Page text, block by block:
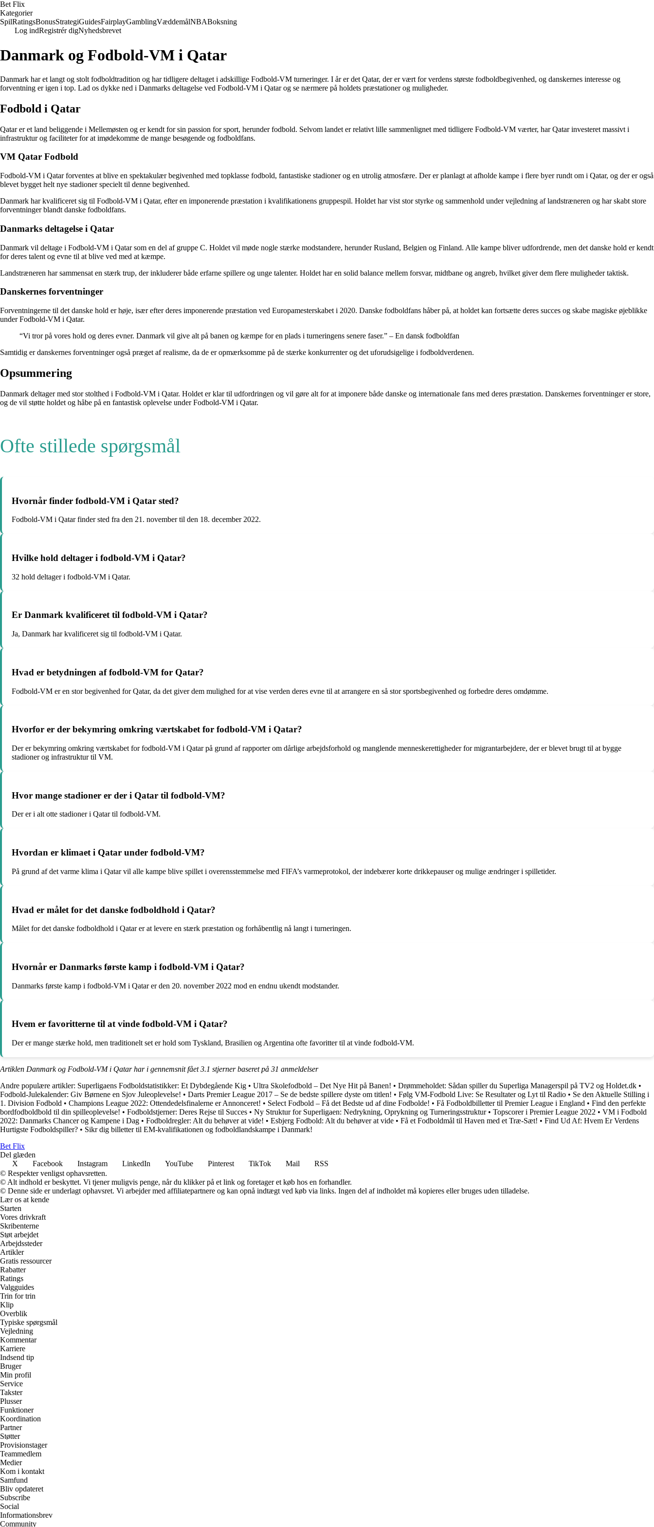
Bet Flix
Kategorier
SpilRatingsBonusStrategiGuidesFairplayGamblingVæddemålNBABoksning
Log indRegistrér digNyhedsbrevet
Danmark og Fodbold-VM i Qatar
Danmark har et langt og stolt fodboldtradition og har tidligere deltaget i adskillige Fodbold-VM turneringer. I år er det Qatar, der er vært for verdens største fodboldbegivenhed, og danskernes interesse og
forventning er igen i top. Lad os dykke ned i Danmarks deltagelse ved Fodbold-VM i Qatar og se nærmere på holdets præstationer og muligheder.
Fodbold i Qatar
Qatar er et land beliggende i Mellemøsten og er kendt for sin passion for sport, herunder fodbold. Selvom landet er relativt lille sammenlignet med tidligere Fodbold-VM værter, har Qatar investeret massivt i
infrastruktur og faciliteter for at imødekomme de mange besøgende og fodboldfans.
VM Qatar Fodbold
Fodbold-VM i Qatar forventes at blive en spektakulær begivenhed med topklasse fodbold, fantastiske stadioner og en utrolig atmosfære. Der er planlagt at afholde kampe i flere byer rundt om i Qatar, og der er også
blevet bygget helt nye stadioner specielt til denne begivenhed.
Danmark har kvalificeret sig til Fodbold-VM i Qatar, efter en imponerende præstation i kvalifikationens gruppespil. Holdet har vist stor styrke og sammenhold under vejledning af landstræneren og har skabt store
forventninger blandt danske fodboldfans.
Danmarks deltagelse i Qatar
Danmark vil deltage i Fodbold-VM i Qatar som en del af gruppe C. Holdet vil møde nogle stærke modstandere, herunder Rusland, Belgien og Finland. Alle kampe bliver udfordrende, men det danske hold er kendt
for deres talent og evne til at blive ved med at kæmpe.
Landstræneren har sammensat en stærk trup, der inkluderer både erfarne spillere og unge talenter. Holdet har en solid balance mellem forsvar, midtbane og angreb, hvilket giver dem flere muligheder taktisk.
Danskernes forventninger
Forventningerne til det danske hold er høje, især efter deres imponerende præstation ved Europamesterskabet i 2020. Danske fodboldfans håber på, at holdet kan fortsætte deres succes og skabe magiske øjeblikke
under Fodbold-VM i Qatar.
“Vi tror på vores hold og deres evner. Danmark vil give alt på banen og kæmpe for en plads i turneringens senere faser.” – En dansk fodboldfan
Samtidig er danskernes forventninger også præget af realisme, da de er opmærksomme på de stærke konkurrenter og det uforudsigelige i fodboldverdenen.
Opsummering
Danmark deltager med stor stolthed i Fodbold-VM i Qatar. Holdet er klar til udfordringen og vil gøre alt for at imponere både danske og internationale fans med deres præstation. Danskernes forventninger er store,
og de vil støtte holdet og håbe på en fantastisk oplevelse under Fodbold-VM i Qatar.
Ofte stillede spørgsmål
Hvornår finder fodbold-VM i Qatar sted?
Fodbold-VM i Qatar finder sted fra den 21. november til den 18. december 2022.
Hvilke hold deltager i fodbold-VM i Qatar?
32 hold deltager i fodbold-VM i Qatar.
Er Danmark kvalificeret til fodbold-VM i Qatar?
Ja, Danmark har kvalificeret sig til fodbold-VM i Qatar.
Hvad er betydningen af fodbold-VM for Qatar?
Fodbold-VM er en stor begivenhed for Qatar, da det giver dem mulighed for at vise verden deres evne til at arrangere en så stor sportsbegivenhed og forbedre deres omdømme.
Hvorfor er der bekymring omkring værtskabet for fodbold-VM i Qatar?
Der er bekymring omkring værtskabet for fodbold-VM i Qatar på grund af rapporter om dårlige arbejdsforhold og manglende menneskerettigheder for migrantarbejdere, der er blevet brugt til at bygge
stadioner og infrastruktur til VM.
Hvor mange stadioner er der i Qatar til fodbold-VM?
Der er i alt otte stadioner i Qatar til fodbold-VM.
Hvordan er klimaet i Qatar under fodbold-VM?
På grund af det varme klima i Qatar vil alle kampe blive spillet i overensstemmelse med FIFA’s varmeprotokol, der indebærer korte drikkepauser og mulige ændringer i spilletider.
Hvad er målet for det danske fodboldhold i Qatar?
Målet for det danske fodboldhold i Qatar er at levere en stærk præstation og forhåbentlig nå langt i turneringen.
Hvornår er Danmarks første kamp i fodbold-VM i Qatar?
Danmarks første kamp i fodbold-VM i Qatar er den 20. november 2022 mod en endnu ukendt modstander.
Hvem er favoritterne til at vinde fodbold-VM i Qatar?
Der er mange stærke hold, men traditionelt set er hold som Tyskland, Brasilien og Argentina ofte favoritter til at vinde fodbold-VM.
Artiklen Danmark og Fodbold-VM i Qatar har i gennemsnit fået3.1 stjerner baseret på 31 anmeldelser
Andre populære artikler: Superligaens Fodboldstatistikker: Et Dybdegående Kig • Ultra Skolefodbold – Det Nye Hit på Banen! • Drømmeholdet: Sådan spiller du Superliga Managerspil på TV2 og Holdet.dk •
Fodbold-Julekalender: Giv Børnene en Sjov Juleoplevelse! • Darts Premier League 2017 – Se de bedste spillere dyste om titlen! • Følg VM-Fodbold Live: Se Resultater og Lyt til Radio • Se den Aktuelle Stilling i
1. Division Fodbold • Champions League 2022: Ottendedelsfinalerne er Annonceret! • Select Fodbold – Få det Bedste ud af dine Fodbolde! • Få Fodboldbilletter til Premier League i England • Find den perfekte
bordfodboldbold til din spilleoplevelse! • Fodboldstjerner: Deres Rejse til Succes • Ny Struktur for Superligaen: Nedrykning, Oprykning og Turneringsstruktur• Topscorer i Premier League 2022 • VM i Fodbold
2022: Danmarks Chancer og Kampene i Dag • Fodboldregler: Alt du behøver at vide! • Esbjerg Fodbold: Alt du behøver at vide • Få et Fodboldmål til Haven med et Træ-Sæt! • Find Ud Af: Hvem Er Verdens
Hurtigste Fodboldspiller? • Sikr dig billetter til EM-kvalifikationen og fodboldlandskampe i Danmark!
Bet Flix
Del glæden
X
Facebook Instagram LinkedIn YouTube Pinterest TikTok Mail
RSS
© Respekter venligst ophavsretten.
© Alt indhold er beskyttet. Vi tjener muligvis penge, når du klikker på et link og foretager et køb hos en forhandler.
© Denne side er underlagt ophavsret. Vi arbejder med affiliatepartnere og kan opnå indtægt ved køb via links. Ingen del af indholdet må kopieres eller bruges uden tilladelse.
Lær os at kende
Starten
Vores drivkraft
Skribenterne
Støt arbejdet
Arbejdssteder
Artikler
Gratis ressourcer
Rabatter
Ratings
Valgguides
Trin for trin
Klip
Overblik
Typiske spørgsmål
Vejledning
Kommentar
Karriere
Indsend tip
Bruger
Min profil
Service
Takster
Plusser
Funktioner
Koordination
Partner
Støtter
Provisionstager
Teammedlem
Medier
Kom i kontakt
Samfund
Bliv opdateret
Subscribe
Social
Informationsbrev
Community